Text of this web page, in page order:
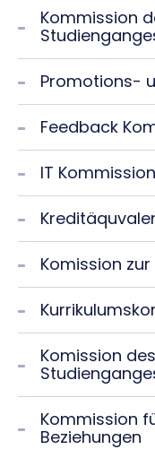
Kommission
Promotions-
Feedback
IT Kommission
Komission
Komission
Kommission
Beziehungen